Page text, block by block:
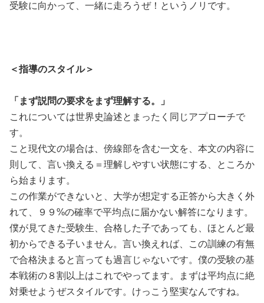
受験に向かって、一緒に走ろうぜ！というノリです。
＜指導のスタイル＞
「まず説問の要求をまず理解する。」
これについては世界史論述とまったく同じアプローチで
す。
こと現代文の場合は、傍線部を含む一文を、本文の内容に
則して、言い換える＝理解しやすい状態にする、ところか
ら始まります。
この作業ができないと、大学が想定する正答から大きく外
れて、９９%の確率で平均点に届かない解答になります。
僕が見てきた受験生、合格した子であっても、ほとんど最
初からできる子いません。言い換えれば、この訓練の有無
で合格決まると言っても過言じゃないです。僕の受験の基
本戦術の８割以上はこれでやってます。まずは平均点に絶
対乗せようぜスタイルです。けっこう堅実なんですね。